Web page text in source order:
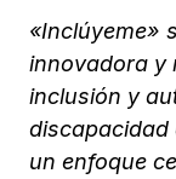
«Inclúyeme»
innovadora y
inclusión y
discapacidad
un enfoque